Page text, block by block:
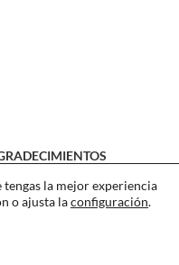
la mejor experiencia
o ajusta laconfiguración.